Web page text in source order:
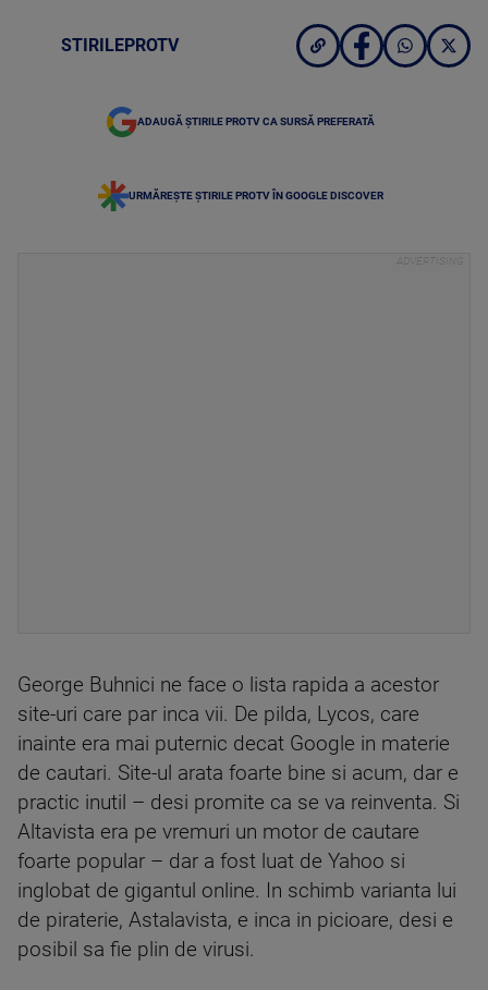
STIRILEPROTV
ADAUGĂ ȘTIRILE PROTV CA SURSĂ PREFERATĂ
URMĂREȘTE ȘTIRILE PROTV ÎN GOOGLE DISCOVER
George Buhnici ne face o lista rapida a acestor
site-uri care par inca vii. De pilda, Lycos, care
inainte era mai puternic decat Google in materie
de cautari. Site-ul arata foarte bine si acum, dar e
practic inutil – desi promite ca se va reinventa. Si
Altavista era pe vremuri un motor de cautare
foarte popular – dar a fost luat de Yahoo si
inglobat de gigantul online. In schimb varianta lui
de piraterie, Astalavista, e inca in picioare, desi e
posibil sa fie plin de virusi.